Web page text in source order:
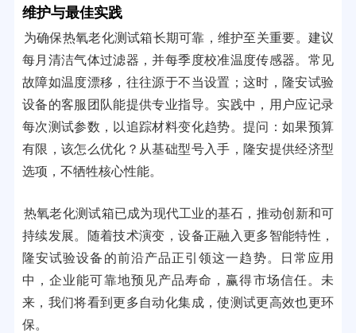
维护与最佳实践
为确保热氧老化测试箱长期可靠，维护至关重要。建议
每月清洁气体过滤器，并每季度校准温度传感器。常见
故障如温度漂移，往往源于不当设置；这时，隆安试验
设备的客服团队能提供专业指导。实践中，用户应记录
每次测试参数，以追踪材料变化趋势。提问：如果预算
有限，该怎么优化？从基础型号入手，隆安提供经济型
选项，不牺牲核心性能。
热氧老化测试箱已成为现代工业的基石，推动创新和可
持续发展。随着技术演变，设备正融入更多智能特性，
隆安试验设备的前沿产品正引领这一趋势。日常应用
中，企业能可靠地预见产品寿命，赢得市场信任。未
来，我们将看到更多自动化集成，使测试更高效也更环
保。